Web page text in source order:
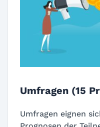
Umfragen (15
Umfragen eignen